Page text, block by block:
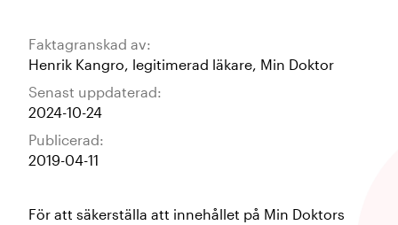
Faktagranskad av:
Henrik Kangro, legitimerad läkare, Min Doktor
Senast uppdaterad:
2024-10-24
Publicerad:
2019-04-11
För att säkerställa att innehållet på Min Doktors